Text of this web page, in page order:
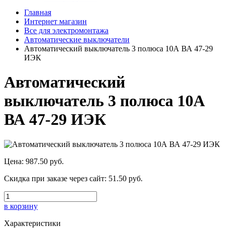
Главная
Интернет магазин
Все для электромонтажа
Автоматические выключатели
Автоматический выключатель 3 полюса 10А ВА 47-29
ИЭК
Автоматический
выключатель 3 полюса 10А
ВА 47-29 ИЭК
Цена: 987.50 руб.
Скидка при заказе через сайт: 51.50 руб.
в корзину
Характеристики